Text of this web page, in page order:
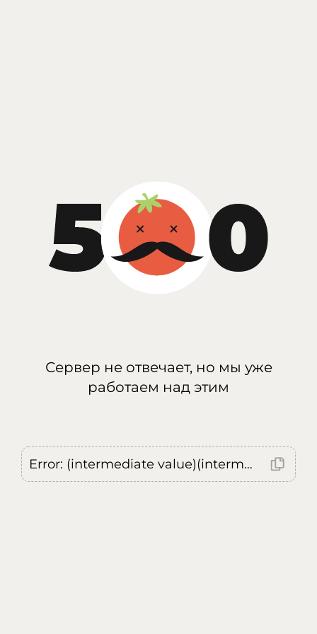
Сервер не отвечает, но мы уже
работаем над этим
Error: (intermediate value)(intermediate value)(intermediate value).replaceAll is not a function